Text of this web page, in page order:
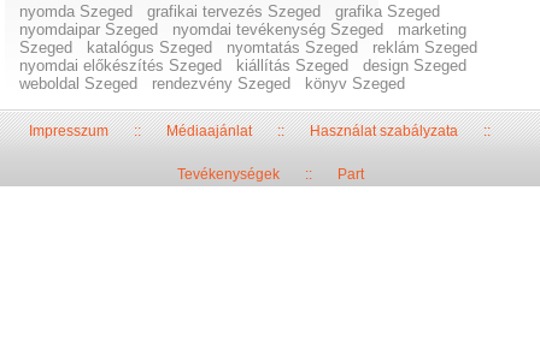
nyomda Szeged grafikai tervezés Szeged
grafika Szeged
nyomdaipar Szeged
nyomdai tevékenység Szeged
marketing
Szeged
katalógus Szeged nyomtatás Szeged
reklám Szeged
nyomdai előkészítés Szeged
kiállítás Szeged
design Szeged
weboldal Szeged
rendezvény Szeged könyv Szeged
Impresszum::Médiaajánlat::Használat szabályzata::
Tevékenységek:: Part